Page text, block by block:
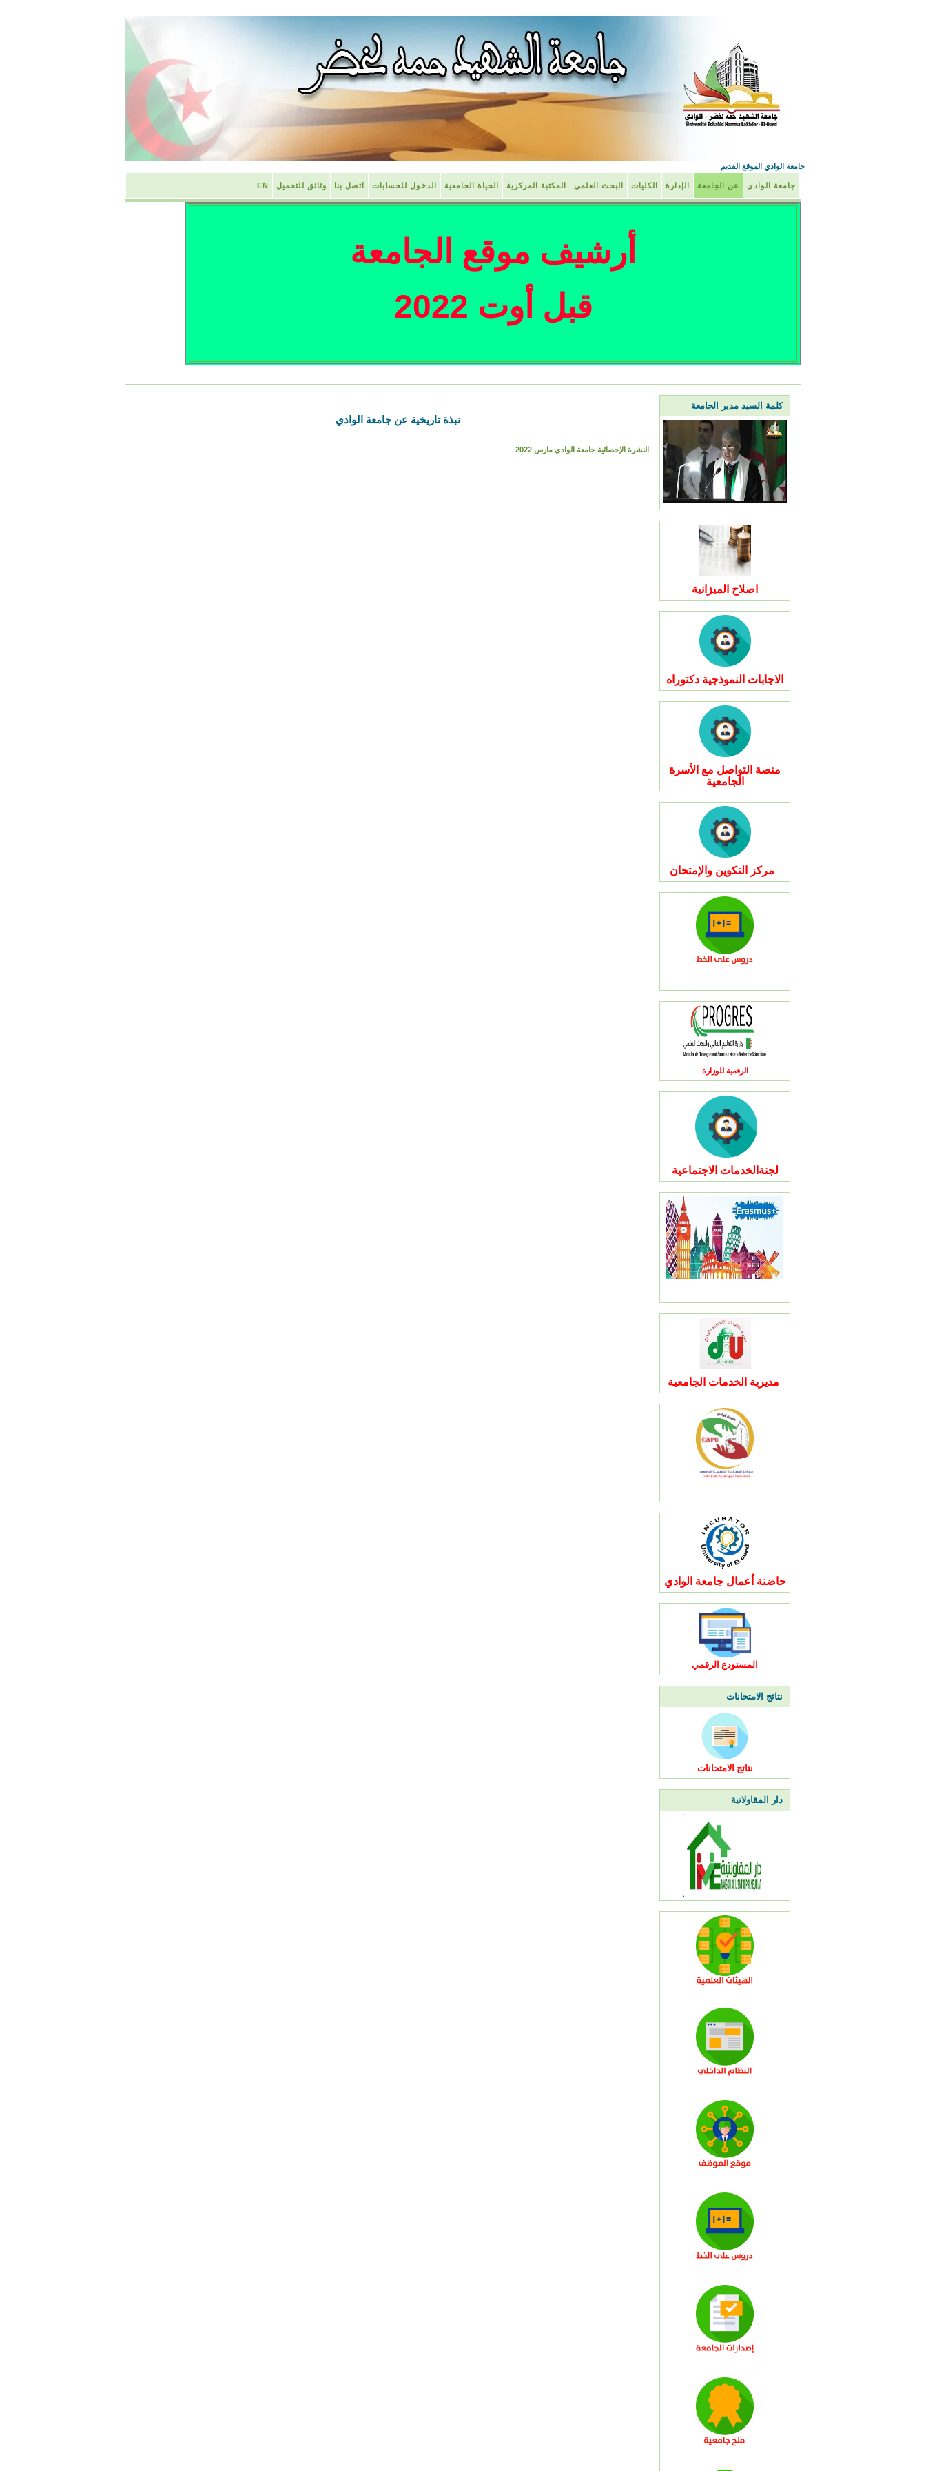
جامعة الوادي الموقغ القديم
جامعة الوادي عن الجامعة الإدارة الكليات البحث العلمي المكتبة المركزية الحياة الجامعية الدخول للحسابات اتصل بنا وثائق للتحميل EN
أرشيف موقع الجامعة
قبل أوت 2022
كلمة السيد مدير الجامعة
اصلاح الميزانية
الاجابات النموذجية دكتوراه
منصة التواصل مع الأسرة
الجامعية
مركز التكوين والإمتحان
الرقمية للوزارة
لجنةالخدمات الاجتماعية
مديرية الخدمات الجامعية
حاضنة أعمال جامعة الوادي
المستودع الرقمي
نتائج الامتحانات
نتائج الامتحانات
دار المقاولاتية
نبذة تاريخية عن جامعة الوادي
النشرة الإحصائية جامعة الوادي مارس 2022